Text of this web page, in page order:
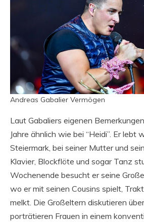
Andreas Gabalier Vermögen
Laut Gabaliers eigenen
Jahre ähnlich wie bei “Heidi”. Er lebt
Steiermark, bei seiner Mutter und
Klavier, Blockflöte und sogar Tanz
Wochenende besucht er seine
wo er mit seinen Cousins ​​spielt,
melkt. Die Großeltern diskutieren
porträtieren Frauen in einem